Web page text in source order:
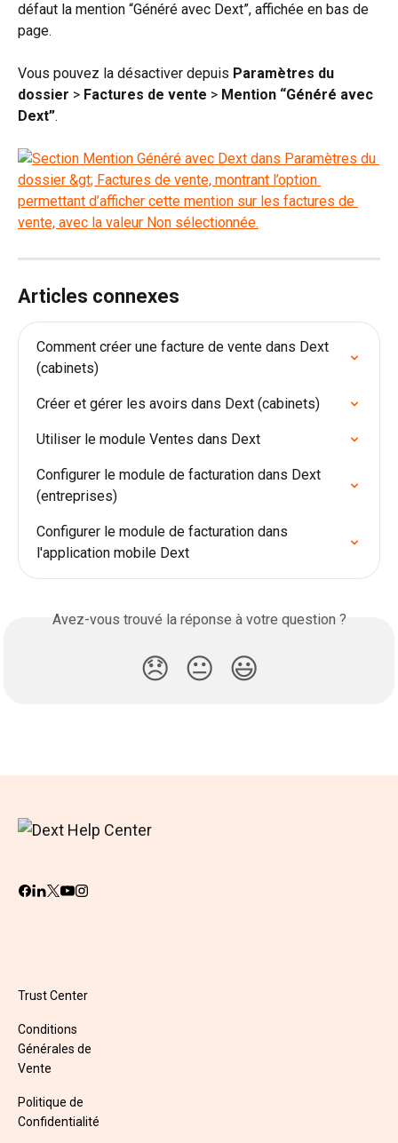
défaut la mention “Généré avec Dext”, affichée en bas de
page.
Vous pouvez la désactiver depuis Paramètres du
dossier > Factures de vente > Mention “Généré avec
Dext”.
Articles connexes
Comment créer une facture de vente dans Dext
(cabinets)
Créer et gérer les avoirs dans Dext (cabinets)
Utiliser le module Ventes dans Dext
Configurer le module de facturation dans Dext
(entreprises)
Configurer le module de facturation dans
l'application mobile Dext
Avez-vous trouvé la réponse à votre question ?
😞 😐 😃
Trust Center
Conditions
Générales de
Vente
Politique de
Confidentialité